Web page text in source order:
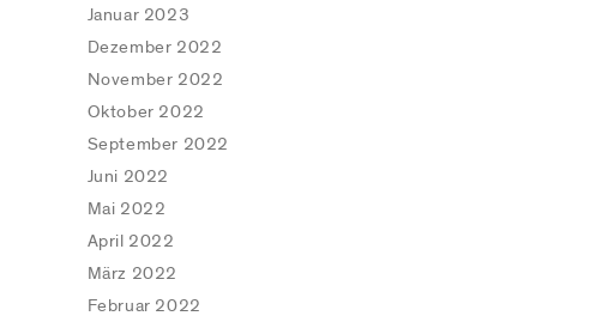
Januar 2023
Dezember 2022
November 2022
Oktober 2022
September 2022
Juni 2022
Mai 2022
April 2022
März 2022
Februar 2022